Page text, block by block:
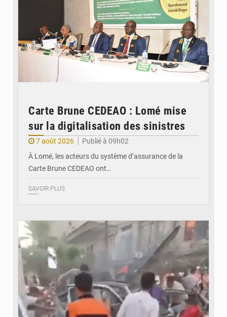
Carte Brune CEDEAO : Lomé mise
sur la digitalisation des sinistres
7 août 2026
Publié à 09h02
À Lomé, les acteurs du système d’assurance de la
Carte Brune CEDEAO ont…
SAVOIR PLUS